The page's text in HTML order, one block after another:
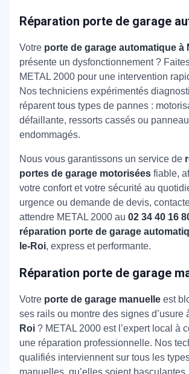
Réparation porte de garage
Votre porte de garage automatique à
présente un dysfonctionnement ?
METAL 2000 pour une intervention
Nos techniciens expérimentés
réparent tous types de pannes :
défaillante, ressorts cassés ou
endommagés.
Nous vous garantissons un service de
portes de garage motorisées fiable,
votre confort et votre sécurité au
urgence ou demande de devis,
attendre METAL 2000 au 02 34 40 16
réparation porte de garage
le-Roi, express et performante.
Réparation porte de garage
Votre porte de garage manuelle est
ses rails ou montre des signes d’usure
Roi ? METAL 2000 est l’expert local à
une réparation professionnelle. Nos
qualifiés interviennent sur tous les
manuelles, qu’elles soient